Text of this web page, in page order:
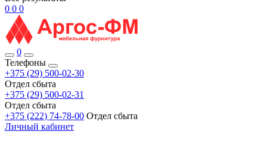
0 0 0
0
Телефоны
+375 (29) 500-02-30
Отдел сбыта
+375 (29) 500-02-31
Отдел сбыта
+375 (222) 74-78-00 Отдел сбыта
Личный кабинет